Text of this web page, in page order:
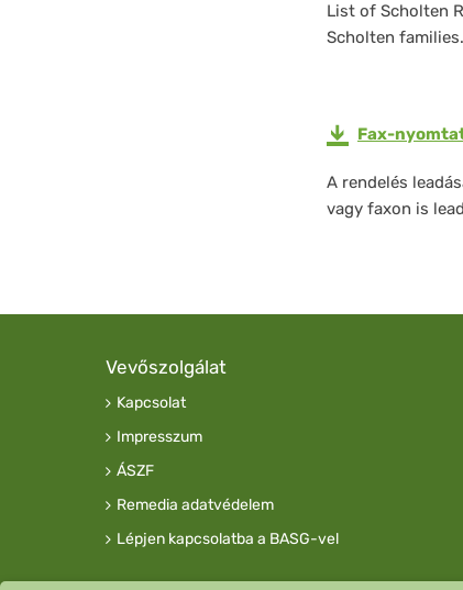
List of Scholten
Scholten families.
Fax-
A rendelés
vagy faxon is
Vevőszolgálat
Kapcsolat
Impresszum
ÁSZF
Remedia adatvédelem
Lépjen kapcsolatba a BASG-vel